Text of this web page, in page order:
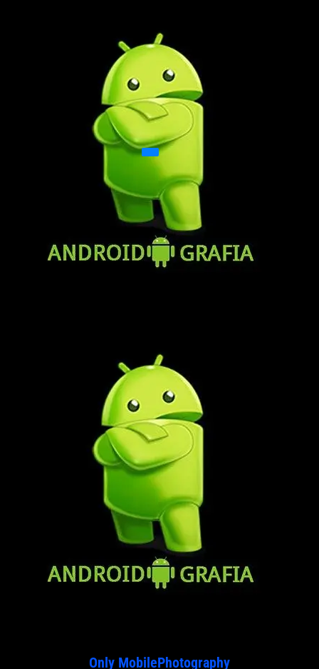
Only MobilePhotography